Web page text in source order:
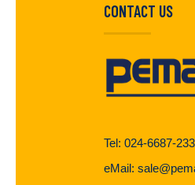
CONTACT US
Tel: 024-6687-
eMail: